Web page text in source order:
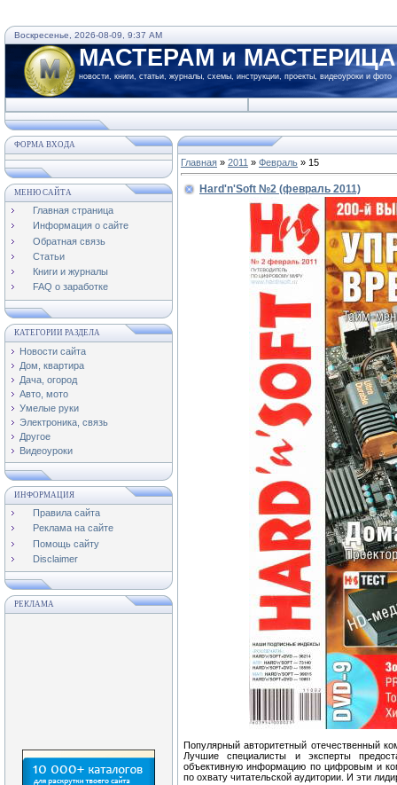
Воскресенье, 2026-08-09, 9:37 AM
МАСТЕРАМ и
новости, книги, статьи, журналы, схемы, инструкции, проекты, видеоуроки и фото
ФОРМА ВХОДА
МЕНЮ САЙТА
Главная страница
Информация о сайте
Обратная связь
Статьи
Книги и журналы
FAQ о заработке
КАТЕГОРИИ РАЗДЕЛА
Новости сайта
Дом, квартира
Дача, огород
Авто, мото
Умелые руки
Электроника, связь
Другое
Видеоуроки
ИНФОРМАЦИЯ
Правила сайта
Реклама на сайте
Помощь сайту
Disclaimer
РЕКЛАМА
Главная » 2011 » Февраль » 15
Hard'n'Soft №2 (февраль 2011)
Популярный авторитетный отечественный
Лучшие специалисты и эксперты
объективную информацию по цифровым и
по охвату читательской аудитории. И эти